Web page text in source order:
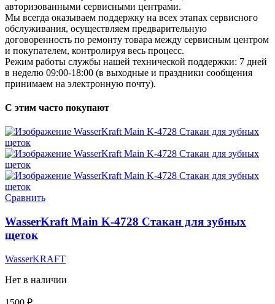
авторизованными сервисными центрами.
Мы всегда оказываем поддержку на всех этапах сервисного
обслуживания, осуществляем предварительную
договоренность по ремонту товара между сервисным центром
и покупателем, контролируя весь процесс.
Режим работы службы нашей технической поддержки: 7 дней
в неделю 09:00-18:00 (в выходные и праздники сообщения
принимаем на электронную почту).
С этим часто покупают
Сравнить
WasserKraft Main K-4728 Стакан для зубных
щеток
WasserKRAFT
Нет в наличии